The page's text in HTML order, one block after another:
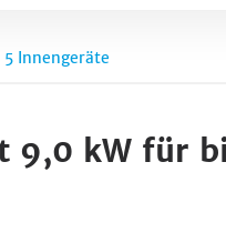
Innengeräte
9,0 kW für